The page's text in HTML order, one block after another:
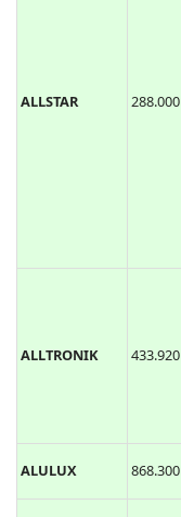
ALLSTAR 288.000
ALLTRONIK 433.920
ALULUX 868.300